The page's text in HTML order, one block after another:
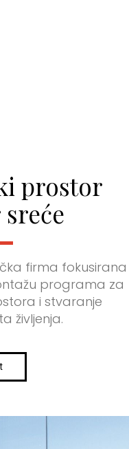
prostor
firma fokusirana
programa za
i stvaranje
življenja.